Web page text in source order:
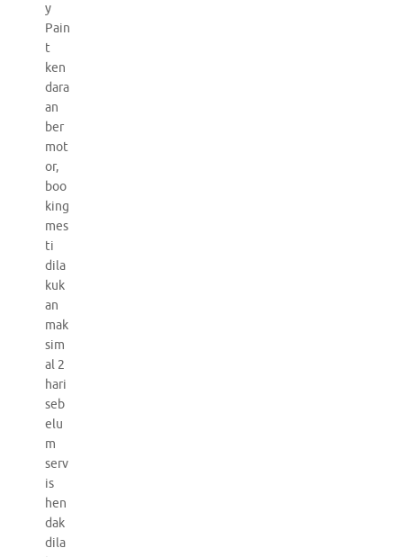
y
Pain
t
ken
dara
an
ber
mot
or,
boo
king
mes
ti
dila
kuk
an
mak
sim
al 2
hari
seb
elu
m
serv
is
hen
dak
dila